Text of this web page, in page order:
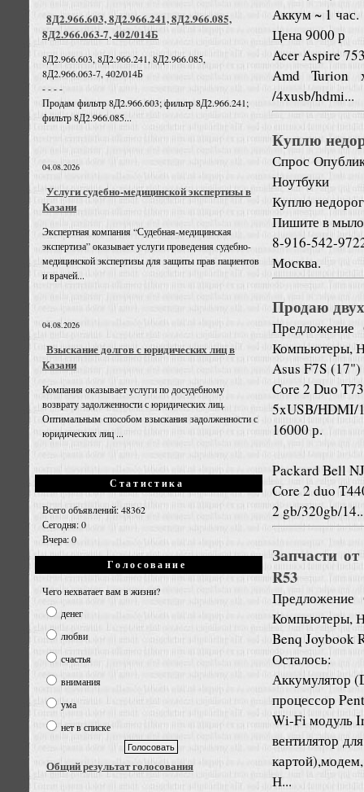
8Д2.966.603, 8Д2.966.241, 8Д2.966.085,
8Д2.966.063-7, 402/014Б
8Д2.966.603, 8Д2.966.241, 8Д2.966.085,
8Д2.966.063-7, 402/014Б
- - - -
Продам фильтр 8Д2.966.603; фильтр 8Д2.966.241;
фильтр 8Д2.966.085...
04.08.2026
Услуги судебно-медицинской экспертизы в
Казани
Экспертная компания “Судебная-медицинская
экспертиза” оказывает услуги проведения судебно-
медицинской экспертизы для защиты прав пациентов
и врачей...
04.08.2026
Взыскание долгов с юридических лиц в
Казани
Компания оказывает услуги по досудебному
возврату задолженности с юридических лиц.
Оптимальным способом взыскания задолженности с
юридических лиц ...
Статистика
Всего объявлений: 48362
Сегодня: 0
Вчера: 0
Голосование
Чего нехватает вам в жизни?
денег
любви
счастья
внимания
ума
нет в списке
Общий результат голосования
Аккум ~ 1 час.
Цена 9000 р
Acer Aspire
Amd Turion
/4xusb/hdmi...
Куплю
Спрос
Ноутбуки
Куплю
Пишите в мыло
8-916-542-
Москва.
Продаю
Предложение
Компьютеры,
Asus F7S (17")
Core 2 Duo
5xUSB/HDMI/
16000 р.
Packard Bell
Core 2 duo
2 gb/320gb/
Запчасти
R53
Предложение
Компьютеры,
Benq Joybook
Осталось:
Аккумулятор
процессор
Wi-Fi модуль
вентилятор
Н...